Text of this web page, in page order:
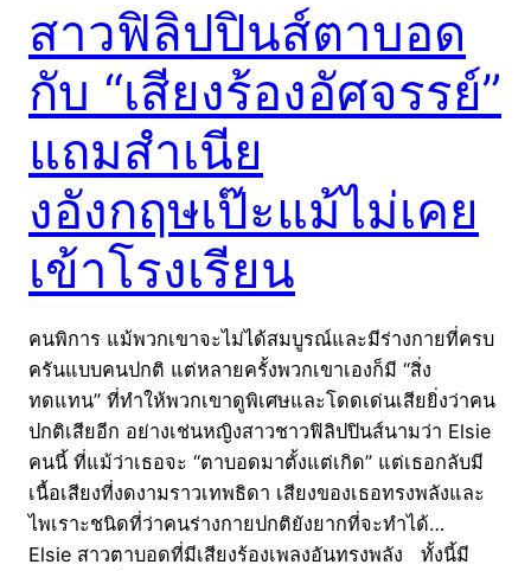
สาวฟิลิปปินส์ตาบอด
กับ “เสียงร้องอัศจรรย์”
แถมสำเนีย
งอังกฤษเป๊ะแม้ไม่เคย
เข้าโรงเรียน
คนพิการ แม้พวกเขาจะไม่ได้สมบูรณ์และมีร่างกายที่ครบ
ครันแบบคนปกติ แต่หลายครั้งพวกเขาเองก็มี “สิ่ง
ทดแทน” ที่ทำให้พวกเขาดูพิเศษและโดดเด่นเสียยิ่งว่าคน
ปกติเสียอีก อย่างเช่นหญิงสาวชาวฟิลิปปินส์นามว่า Elsie
คนนี้ ที่แม้ว่าเธอจะ “ตาบอดมาตั้งแต่เกิด” แต่เธอกลับมี
เนื้อเสียงที่งดงามราวเทพธิดา เสียงของเธอทรงพลังและ
ไพเราะชนิดที่ว่าคนร่างกายปกติยังยากที่จะทำได้…
Elsie สาวตาบอดที่มีเสียงร้องเพลงอันทรงพลัง ทั้งนี้มี